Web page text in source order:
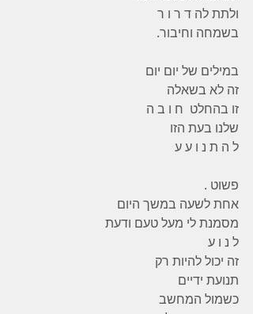
ולתת לה ד ר ו ר
בשמחה וחיבור.
במילים של יום יום
זה לא בשאלה
זו בהחלט  ח ו ב ה
שלנו בעת הזו
ל ה ת נ ו ע ע
פשוט .
אחת לשעה במשך היום
מסמנת לי מעל טעם ודעת
ל נ ו ע
זה יכול להיות רק
תנועת ידיים
כשמול המחשב